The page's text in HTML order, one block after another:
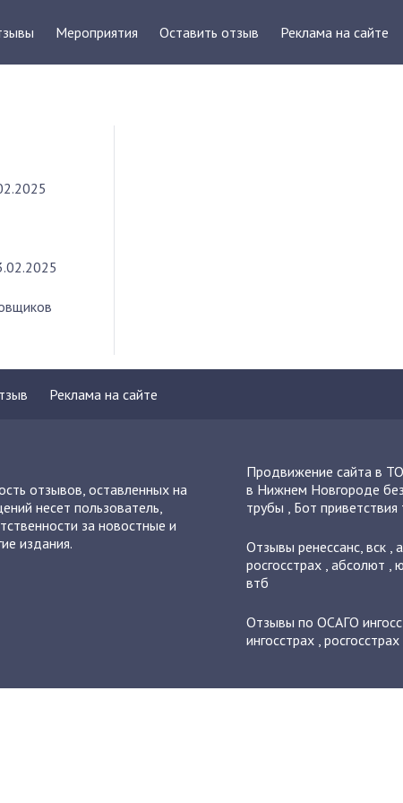
Мероприятия Оставить отзыв Реклама на сайте
Реклама на сайте
отзывов, оставленных на
несет пользователь,
за новостные и
издания.
Продвижение сайта в
в Нижнем Новгороде
трубы , Бот приветствия
Отзывы ренессанс, вск,
росгосстрах, абсолют ,
втб
Отзывы по ОСАГО
ингосстрах, росгосстрах